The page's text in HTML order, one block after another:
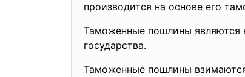
производится на основе его
Таможенные пошлины являются
государства.
Таможенные пошлины